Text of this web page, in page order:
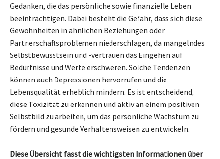
Gedanken, die das persönliche sowie finanzielle Leben
beeinträchtigen. Dabei besteht die Gefahr, dass sich diese
Gewohnheiten in ähnlichen Beziehungen oder
Partnerschaftsproblemen niederschlagen, da mangelndes
Selbstbewusstsein und -vertrauen das Eingehen auf
Bedürfnisse und Werte erschweren. Solche Tendenzen
können auch Depressionen hervorrufen und die
Lebensqualität erheblich mindern. Es ist entscheidend,
diese Toxizität zu erkennen und aktiv an einem positiven
Selbstbild zu arbeiten, um das persönliche Wachstum zu
fördern und gesunde Verhaltensweisen zu entwickeln.
Diese Übersicht fasst die wichtigsten Informationen über